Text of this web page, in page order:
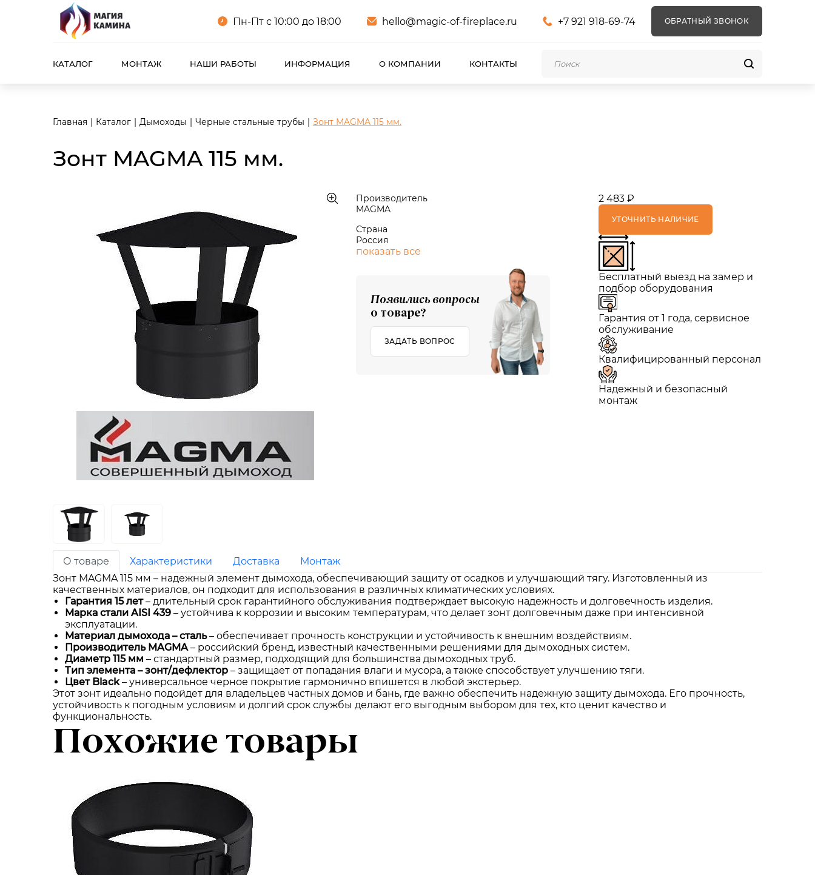
<meta name="robots" content="noindex, follow"/>
Пн-Пт с 10:00 до 18:00
hello@magic-of-fireplace.ru +7 921 918-69-74 ОБРАТНЫЙ ЗВОНОК
КАТАЛОГ МОНТАЖ НАШИ РАБОТЫ ИНФОРМАЦИЯ О КОМПАНИИ КОНТАКТЫ
Главная Каталог Дымоходы Черные стальные трубы Зонт MAGMA 115 мм.
Зонт MAGMA 115 мм.
Производитель
MAGMA
Страна
Россия
показать все
Появились вопросы
о товаре?
ЗАДАТЬ ВОПРОС
2 483 ₽
УТОЧНИТЬ НАЛИЧИЕ
Бесплатный выезд на замер и
подбор оборудования
Гарантия от 1 года, сервисное
обслуживание
Квалифицированный персонал
Надежный и безопасный
монтаж
О товаре Характеристики Доставка
Монтаж
Зонт MAGMA 115 мм – надежный элемент дымохода, обеспечивающий защиту от осадков и улучшающий тягу. Изготовленный из
качественных материалов, он подходит для использования в различных климатических условиях.
Гарантия 15 лет– длительный срок гарантийного обслуживания подтверждает высокую надежность и долговечность изделия.
Марка стали AISI 439 – устойчива к коррозии и высоким температурам, что делает зонт долговечным даже при интенсивной
эксплуатации.
Материал дымохода – сталь– обеспечивает прочность конструкции и устойчивость к внешним воздействиям.
Производитель MAGMA– российский бренд, известный качественными решениями для дымоходных систем.
Диаметр 115 мм – стандартный размер, подходящий для большинства дымоходных труб.
Тип элемента – зонт/дефлектор – защищает от попадания влаги и мусора, а также способствует улучшению тяги.
Цвет Black– универсальное черное покрытие гармонично впишется в любой экстерьер.
Этот зонт идеально подойдет для владельцев частных домов и бань, где важно обеспечить надежную защиту дымохода. Его прочность,
устойчивость к погодным условиям и долгий срок службы делают его выгодным выбором для тех, кто ценит качество и
функциональность.
Похожие товары